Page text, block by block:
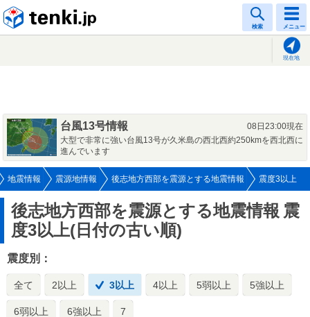
検索 メニュー
現在地
台風13号情報
08日23:00現在
大型で非常に強い台風13号が久米島の西北西約250kmを西北西に
進んでいます
地震情報 震源地情報 後志地方西部を震源とする地震情報 震度3以上
後志地方西部を震源とする地震情報 震
度3以上(日付の古い順)
震度別：
全て 2以上 3以上 4以上 5弱以上 5強以上
6弱以上 6強以上 7